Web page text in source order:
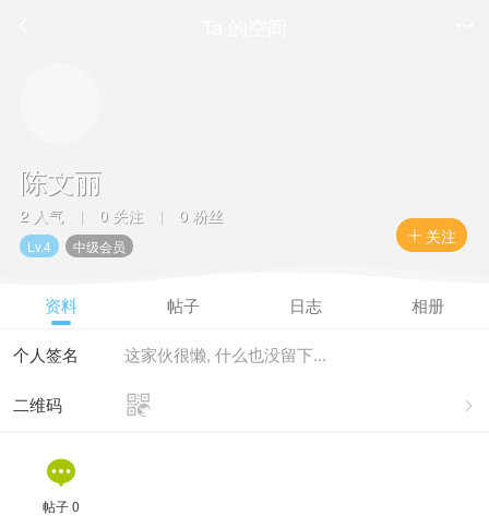
 关注
陈文丽
2 人气 | 0 关注 | 0 粉丝
Lv.4 中级会员
资料 帖子 日志 相册
这家伙很懒, 什么也没留下...
个人签名


二维码

帖子 0